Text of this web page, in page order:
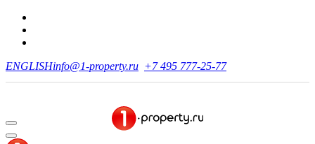
ENGLISHinfo@1-property.ru +7 495 777-25-77